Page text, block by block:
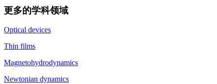
更多的学科领域
Optical devices
Thin films
Magnetohydrodynamics
Newtonian dynamics